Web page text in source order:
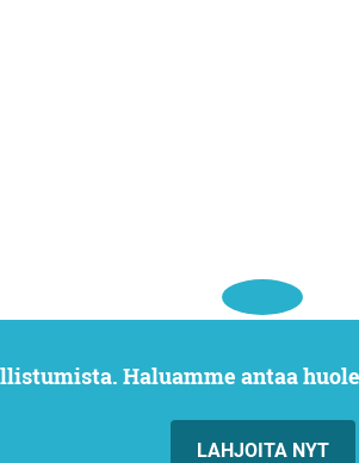
Haluamme antaa
LAHJOITA NYT